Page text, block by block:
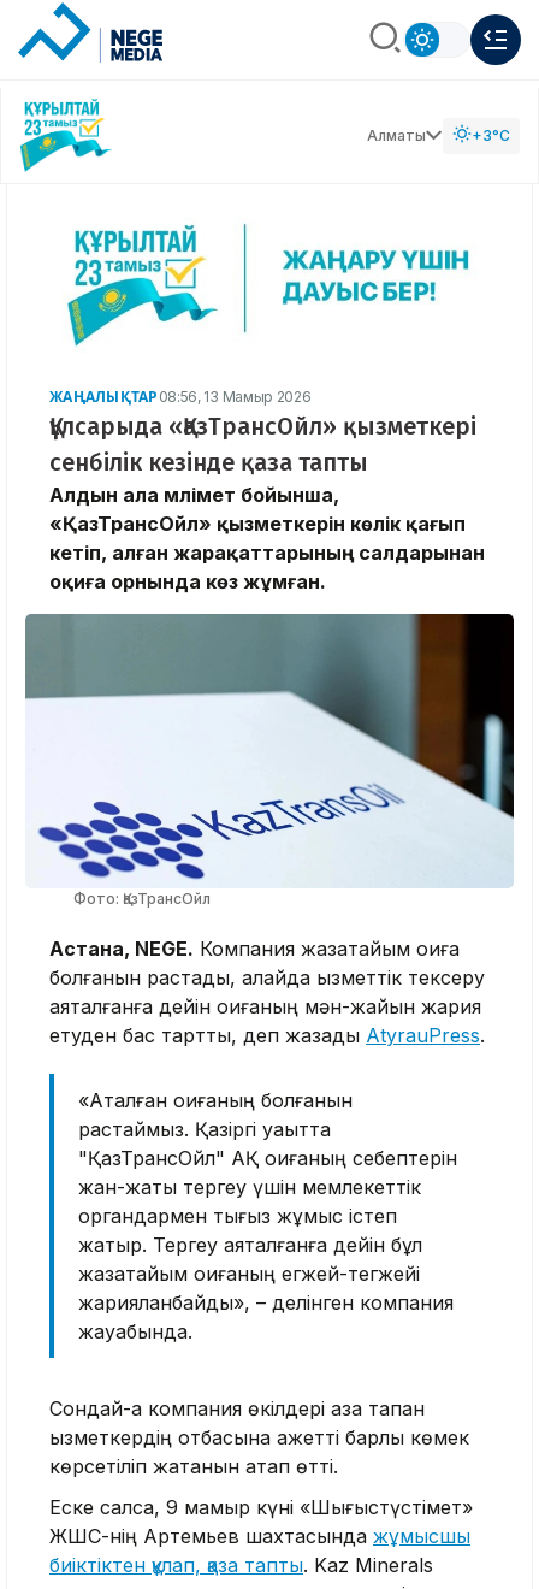
Алматы +3°C
ЖАҢАЛЫҚТАР 08:56, 13 Мамыр 2026
Құлсарыда «ҚазТрансОйл» қызметкері
сенбілік кезінде қаза тапты
Алдын ала мәлімет бойынша,
«ҚазТрансОйл» қызметкерін көлік қағып
кетіп, алған жарақаттарының салдарынан
оқиға орнында көз жұмған.
Фото: ҚазТрансОйл
Астана, NEGE. Компания жазатайым оқиға
болғанын растады, алайда қызметтік тексеру
аяқталғанға дейін оқиғаның мән-жайын жария
етуден бас тартты, деп жазады AtyrauPress.
«Аталған оқиғаның болғанын
растаймыз. Қазіргі уақытта
"ҚазТрансОйл" АҚ оқиғаның себептерін
жан-жақты тергеу үшін мемлекеттік
органдармен тығыз жұмыс істеп
жатыр. Тергеу аяқталғанға дейін бұл
жазатайым оқиғаның егжей-тегжейі
жарияланбайды», – делінген компания
жауабында.
Сондай-ақ компания өкілдері қаза тапқан
қызметкердің отбасына қажетті барлық көмек
көрсетіліп жатқанын атап өтті.
Еске салсақ, 9 мамыр күні «Шығыстүстімет»
ЖШС-нің Артемьев шахтасында жұмысшы
биіктіктен құлап, қаза тапты. Kaz Minerals